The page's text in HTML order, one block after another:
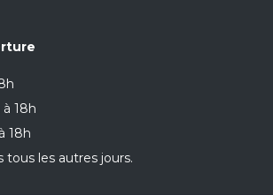
18h
18h
tous les autres jours.